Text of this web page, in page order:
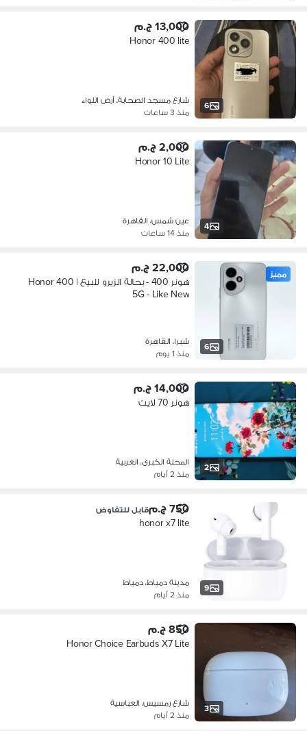
6
13,000 ج.م
Honor 400 lite
شارع مسجد الصحابة، أرض اللواء
منذ 3 ساعات
4
2,000 ج.م
Honor 10 Lite
عين شمس، القاهرة
منذ 14 ساعات
6
مميز 22,000 ج.م
هونر 400 - بحالة الزيرو للبيع | Honor 400
5G - Like New
شبرا، القاهرة
منذ 1 يوم
2
14,000 ج.م
هونر 70 لايت
المحلة الكبرى، الغربية
منذ 2 أيام
9
750 ج.م قابل للتفاوض
honor x7 lite
مدينة دمياط، دمياط
منذ 2 أيام
3
850 ج.م
Honor Choice Earbuds X7 Lite
شارع رمسيس، العباسية
منذ 2 أيام